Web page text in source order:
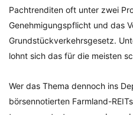
Pachtrenditen oft unter zwei
Genehmigungspflicht und das
Grundstückverkehrsgesetz.
lohnt sich das für die meisten
Wer das Thema dennoch ins
börsennotierten Farmland-